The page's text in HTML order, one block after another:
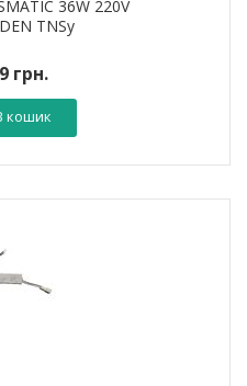
36W 220V
TNSy
грн.
кошик